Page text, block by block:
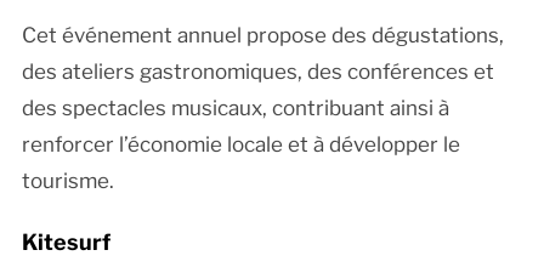
Cet événement annuel propose des dégustations,
des ateliers gastronomiques, des conférences et
des spectacles musicaux, contribuant ainsi à
renforcer l’économie locale et à développer le
tourisme.
Kitesurf